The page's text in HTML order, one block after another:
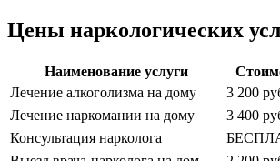
Цены наркологических
Наименование услуги
Лечение алкоголизма на дому
3 200
Лечение наркомании на дому 3 400
Консультация нарколога